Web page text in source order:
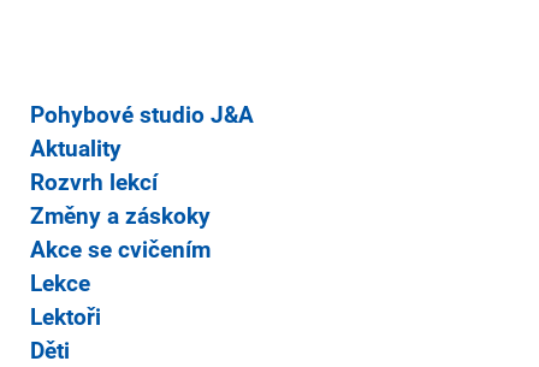
Pohybové studio J&A
Aktuality
Rozvrh lekcí
Změny a záskoky
Akce se cvičením
Lekce
Lektoři
Děti